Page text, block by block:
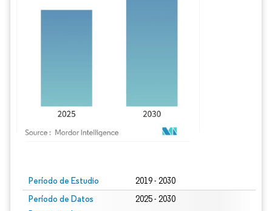
Período de Estudio 2019 - 2030
Período de Datos
2025 - 2030